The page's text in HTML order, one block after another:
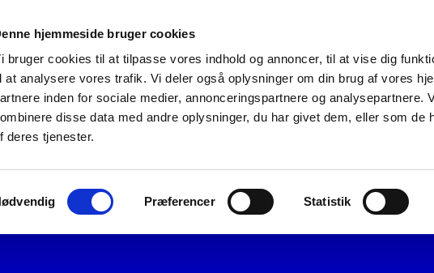
hjemmeside bruger cookies
bruger cookies til at tilpasse vores indhold og annoncer, til at vise dig
at analysere vores trafik. Vi deler også oplysninger om din brug af vores
inden for sociale medier, annonceringspartnere og analysepartnere.
disse data med andre oplysninger, du har givet dem, eller som de
deres tjenester.
Præferencer Statistik
Vilnius. Indtryk
andet inde i et par genbrugs butikker for at se om der